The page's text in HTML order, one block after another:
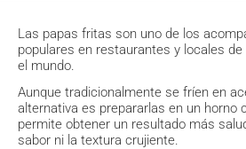
Las papas fritas son uno de los
populares en restaurantes y locales
el mundo.
Aunque tradicionalmente se fríen en
alternativa es prepararlas en un horno
permite obtener un resultado más
sabor ni la textura crujiente.